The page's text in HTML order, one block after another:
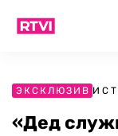
ЭКСКЛЮЗИВ
«Дед